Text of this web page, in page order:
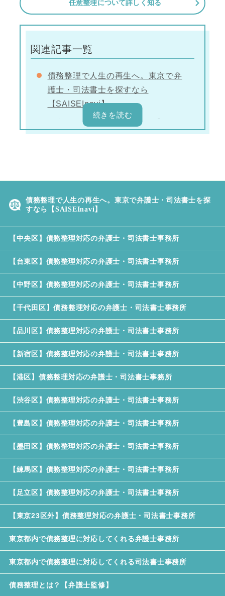
任意整理について詳しく知る
関連記事一覧
債務整理で人生の再生へ。東京で弁
護士・司法書士を探すなら
【SAISEInavi】
任意整理とは？【弁護士監修】
任意整理を行った場合家族への影響
は？
任意整理後の住宅ローン
護士・司法書士事務所
債務整理で人生の再生へ。東京で弁護士・司法書士を探
すなら【SAISEInavi】
【中央区】債務整理対応の弁護士・司法書士事務所
【台東区】債務整理対応の弁護士・司法書士事務所
【中野区】債務整理対応の弁護士・司法書士事務所
【千代田区】債務整理対応の弁護士・司法書士事務所
【品川区】債務整理対応の弁護士・司法書士事務所
【新宿区】債務整理対応の弁護士・司法書士事務所
【港区】債務整理対応の弁護士・司法書士事務所
【渋谷区】債務整理対応の弁護士・司法書士事務所
【豊島区】債務整理対応の弁護士・司法書士事務所
【墨田区】債務整理対応の弁護士・司法書士事務所
【練馬区】債務整理対応の弁護士・司法書士事務所
【足立区】債務整理対応の弁護士・司法書士事務所
【東京23区外】債務整理対応の弁護士・司法書士事務所
東京都内で債務整理に対応してくれる弁護士事務所
東京都内で債務整理に対応してくれる司法書士事務所
債務整理とは？【弁護士監修】